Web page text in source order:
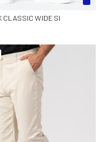
CLASSIC WIDE SI